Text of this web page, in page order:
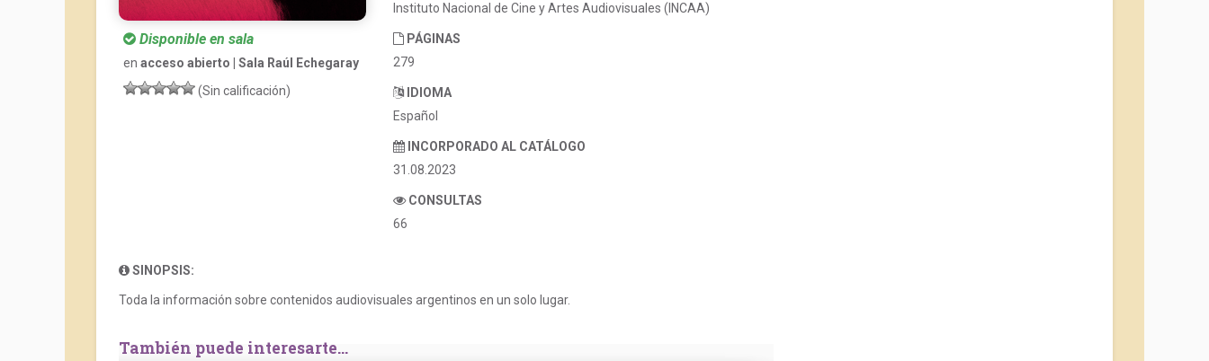
Disponible en sala
en acceso abierto | Sala Raúl Echegaray
(Sin calificación)
Instituto Nacional de Cine y Artes Audiovisuales (INCAA)
PÁGINAS
279
IDIOMA
Español
INCORPORADO AL CATÁLOGO
31.08.2023
CONSULTAS
66
SINOPSIS:
Toda la información sobre contenidos audiovisuales argentinos en un solo lugar.
También puede interesarte...